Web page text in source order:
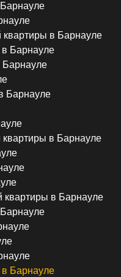
квартиры в Барнауле
в Барнауле
Барнауле
Барнауле
квартиры в Барнауле
квартиры в Барнауле
в Барнауле